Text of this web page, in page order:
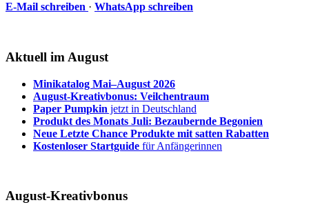
E-Mail schreiben · WhatsApp schreiben
Aktuell im August
Minikatalog Mai–August 2026
August-Kreativbonus: Veilchentraum
Paper Pumpkin jetzt in Deutschland
Produkt des Monats Juli: Bezaubernde Begonien
Neue Letzte Chance Produkte mit satten Rabatten
Kostenloser Startguide für Anfängerinnen
August-Kreativbonus